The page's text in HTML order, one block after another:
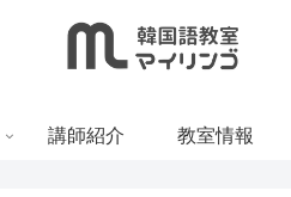
講師紹介 教室情報